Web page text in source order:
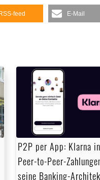
RSS-feed E-Mail
P2P per App: Klarna
Peer-to-Peer-
seine Banking-